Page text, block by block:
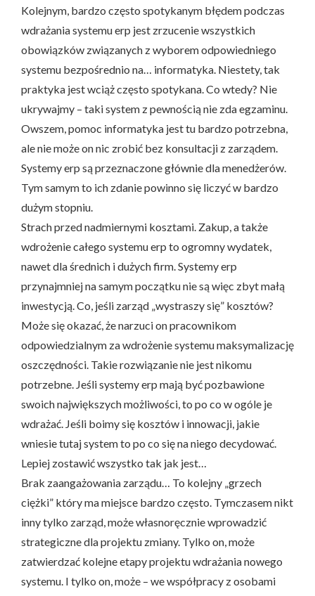
Kolejnym, bardzo często spotykanym błędem podczas
wdrażania systemu erp jest zrzucenie wszystkich
obowiązków związanych z wyborem odpowiedniego
systemu bezpośrednio na… informatyka. Niestety, tak
praktyka jest wciąż często spotykana. Co wtedy? Nie
ukrywajmy – taki system z pewnością nie zda egzaminu.
Owszem, pomoc informatyka jest tu bardzo potrzebna,
ale nie może on nic zrobić bez konsultacji z zarządem.
Systemy erp są przeznaczone głównie dla menedżerów.
Tym samym to ich zdanie powinno się liczyć w bardzo
dużym stopniu.
Strach przed nadmiernymi kosztami. Zakup, a także
wdrożenie całego systemu erp to ogromny wydatek,
nawet dla średnich i dużych firm. Systemy erp
przynajmniej na samym początku nie są więc zbyt małą
inwestycją. Co, jeśli zarząd „wystraszy się” kosztów?
Może się okazać, że narzuci on pracownikom
odpowiedzialnym za wdrożenie systemu maksymalizację
oszczędności. Takie rozwiązanie nie jest nikomu
potrzebne. Jeśli systemy erp mają być pozbawione
swoich największych możliwości, to po co w ogóle je
wdrażać. Jeśli boimy się kosztów i innowacji, jakie
wniesie tutaj system to po co się na niego decydować.
Lepiej zostawić wszystko tak jak jest…
Brak zaangażowania zarządu… To kolejny „grzech
ciężki” który ma miejsce bardzo często. Tymczasem nikt
inny tylko zarząd, może własnoręcznie wprowadzić
strategiczne dla projektu zmiany. Tylko on, może
zatwierdzać kolejne etapy projektu wdrażania nowego
systemu. I tylko on, może – we współpracy z osobami